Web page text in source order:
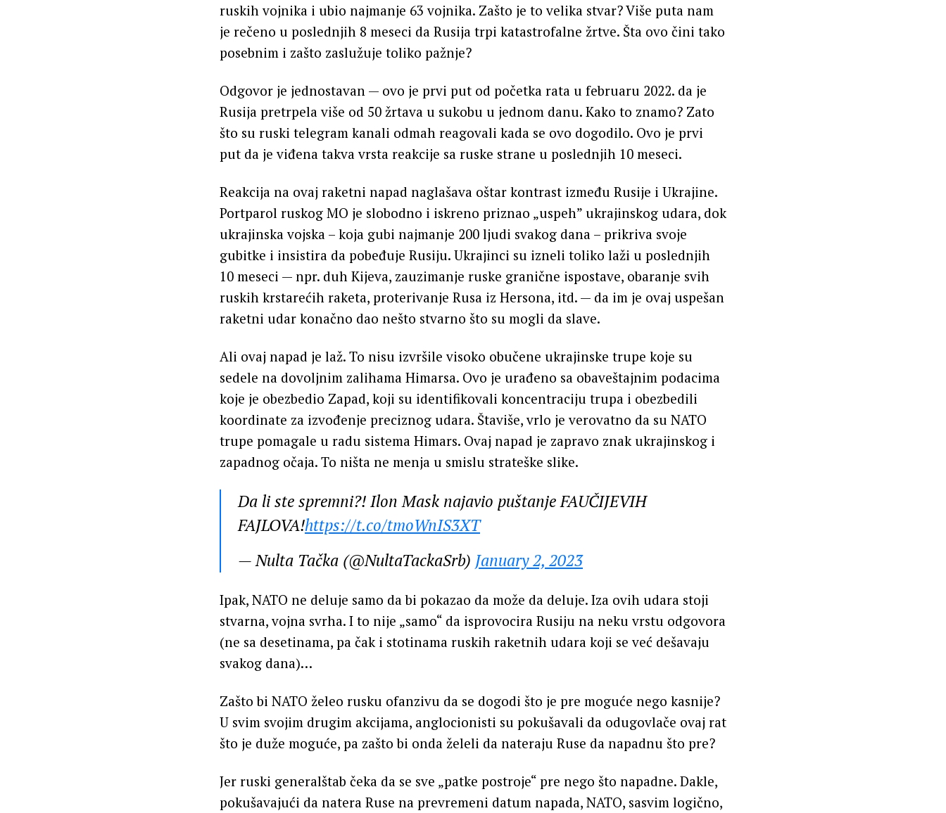
ruskih vojnika i ubio najmanje 63 vojnika. Zašto je to velika stvar? Više puta nam
je rečeno u poslednjih 8 meseci da Rusija trpi katastrofalne žrtve. Šta ovo čini tako
posebnim i zašto zaslužuje toliko pažnje?
Odgovor je jednostavan — ovo je prvi put od početka rata u februaru 2022. da je
Rusija pretrpela više od 50 žrtava u sukobu u jednom danu. Kako to znamo? Zato
što su ruski telegram kanali odmah reagovali kada se ovo dogodilo. Ovo je prvi
put da je viđena takva vrsta reakcije sa ruske strane u poslednjih 10 meseci.
Reakcija na ovaj raketni napad naglašava oštar kontrast između Rusije i Ukrajine.
Portparol ruskog MO je slobodno i iskreno priznao „uspeh” ukrajinskog udara, dok
ukrajinska vojska – koja gubi najmanje 200 ljudi svakog dana – prikriva svoje
gubitke i insistira da pobeđuje Rusiju. Ukrajinci su izneli toliko laži u poslednjih
10 meseci — npr. duh Kijeva, zauzimanje ruske granične ispostave, obaranje svih
ruskih krstarećih raketa, proterivanje Rusa iz Hersona, itd. — da im je ovaj uspešan
raketni udar konačno dao nešto stvarno što su mogli da slave.
Ali ovaj napad je laž. To nisu izvršile visoko obučene ukrajinske trupe koje su
sedele na dovoljnim zalihama Himarsa. Ovo je urađeno sa obaveštajnim podacima
koje je obezbedio Zapad, koji su identifikovali koncentraciju trupa i obezbedili
koordinate za izvođenje preciznog udara. Štaviše, vrlo je verovatno da su NATO
trupe pomagale u radu sistema Himars. Ovaj napad je zapravo znak ukrajinskog i
zapadnog očaja. To ništa ne menja u smislu strateške slike.
Da li ste spremni?! Ilon Mask najavio puštanje FAUČIJEVIH
FAJLOVA!https://t.co/tmoWnIS3XT
— Nulta Tačka (@NultaTackaSrb) January 2, 2023
Ipak, NATO ne deluje samo da bi pokazao da može da deluje. Iza ovih udara stoji
stvarna, vojna svrha. I to nije „samo“ da isprovocira Rusiju na neku vrstu odgovora
(ne sa desetinama, pa čak i stotinama ruskih raketnih udara koji se već dešavaju
svakog dana)…
Zašto bi NATO želeo rusku ofanzivu da se dogodi što je pre moguće nego kasnije?
U svim svojim drugim akcijama, anglocionisti su pokušavali da odugovlače ovaj rat
što je duže moguće, pa zašto bi onda želeli da nateraju Ruse da napadnu što pre?
Jer ruski generalštab čeka da se sve „patke postroje“ pre nego što napadne. Dakle,
pokušavajući da natera Ruse na prevremeni datum napada, NATO, sasvim logično,